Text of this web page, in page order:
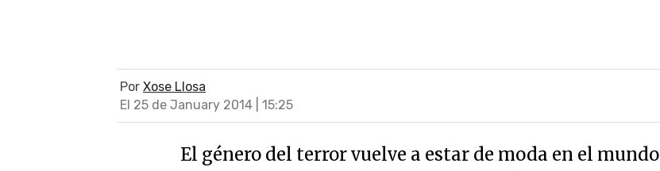
Por Xose Llosa
El 25 de January 2014 | 15:25
El género del terror vuelve a estar de moda en el mundo